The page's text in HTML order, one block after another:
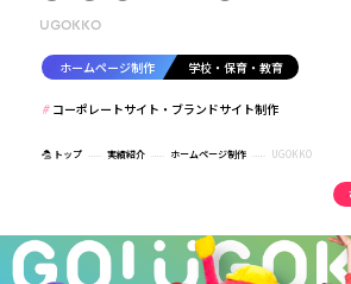
UGOKKO
ホームページ制作 学校・保育・教育
コーポレートサイト・ブランドサイト制作
トップ 実績紹介 ホームページ制作 UGOKKO